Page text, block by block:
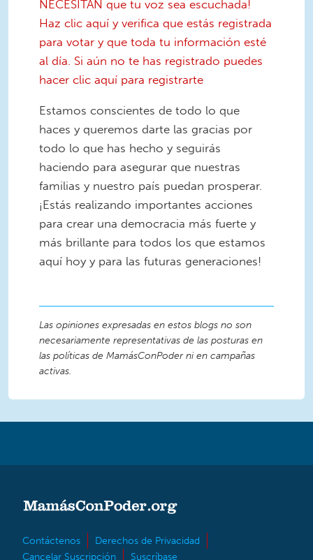
NECESITAN que tu voz sea escuchada!
Haz clic aquí y verifica que estás registrada
para votar y que toda tu información esté
al día. Si aún no te has registrado puedes
hacer clic aquí para registrarte
Estamos conscientes de todo lo que
haces y queremos darte las gracias por
todo lo que has hecho y seguirás
haciendo para asegurar que nuestras
familias y nuestro país puedan prosperar.
¡Estás realizando importantes acciones
para crear una democracia más fuerte y
más brillante para todos los que estamos
aquí hoy y para las futuras generaciones!
Las opiniones expresadas en estos blogs no son
necesariamente representativas de las posturas en
las políticas de MamásConPoder ni en campañas
activas.
Contáctenos
Derechos de Privacidad
Cancelar Suscripción
Suscríbase